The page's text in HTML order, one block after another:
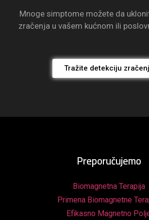
Mnoge simptome možete da
zračenja u vašem kućnom ili
Tražite detekciju
Preporučujemo
Biomagnetna Terapija
Primena Biomagnetne
Efikasno Magnetno